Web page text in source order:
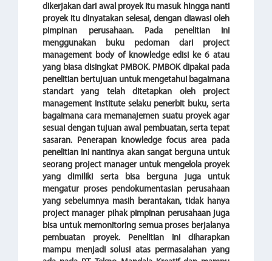
dikerjakan dari awal proyek itu masuk hingga nanti
proyek itu dinyatakan selesai, dengan diawasi oleh
pimpinan perusahaan. Pada penelitian ini
menggunakan buku pedoman dari project
management body of knowledge edisi ke 6 atau
yang biasa disingkat PMBOK. PMBOK dipakai pada
penelitian bertujuan untuk mengetahui bagaimana
standart yang telah ditetapkan oleh project
management institute selaku penerbit buku, serta
bagaimana cara memanajemen suatu proyek agar
sesuai dengan tujuan awal pembuatan, serta tepat
sasaran. Penerapan knowledge focus area pada
penelitian ini nantinya akan sangat berguna untuk
seorang project manager untuk mengelola proyek
yang dimiliki serta bisa berguna juga untuk
mengatur proses pendokumentasian perusahaan
yang sebelumnya masih berantakan, tidak hanya
project manager pihak pimpinan perusahaan juga
bisa untuk memonitoring semua proses berjalanya
pembuatan proyek. Penelitian ini diharapkan
mampu menjadi solusi atas permasalahan yang